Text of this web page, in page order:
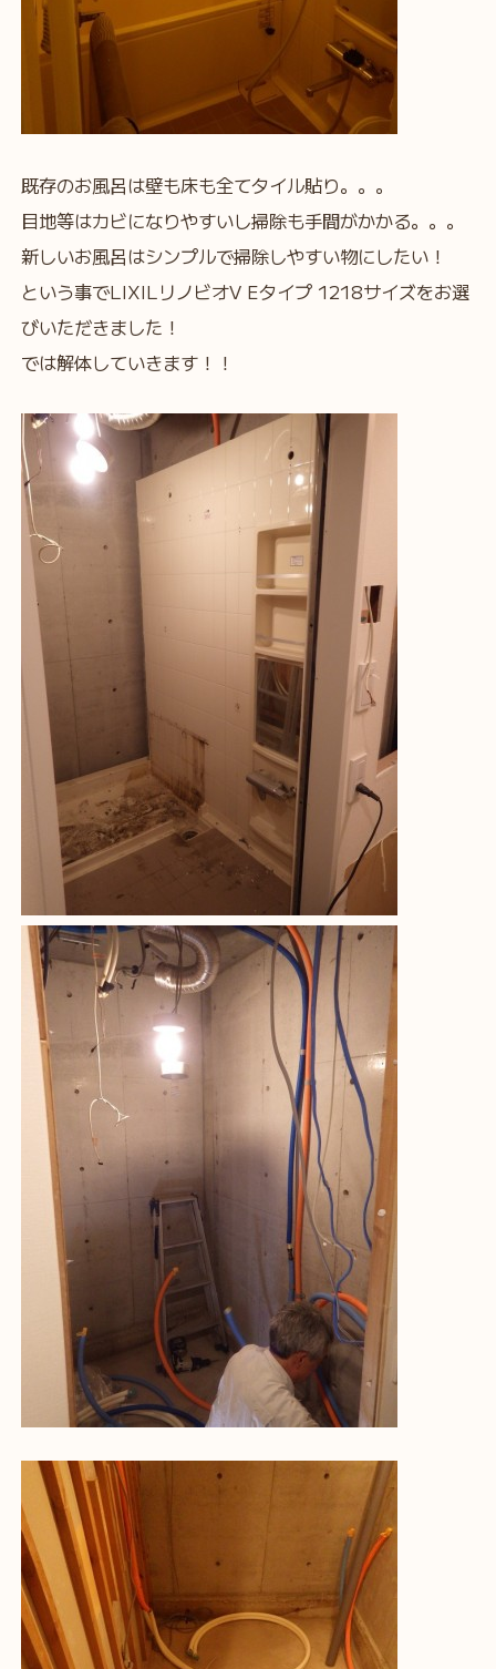
既存のお風呂は壁も床も全てタイル貼り。。。
目地等はカビになりやすいし掃除も手間がかかる。。。
新しいお風呂はシンプルで掃除しやすい物にしたい！
という事でLIXILリノビオV Eタイプ 1218サイズをお選
びいただきました！
では解体していきます！！